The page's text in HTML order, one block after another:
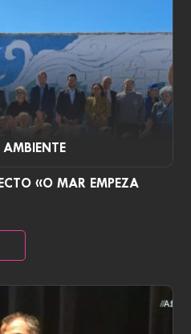
AMBIENTE
«O MAR EMPEZA